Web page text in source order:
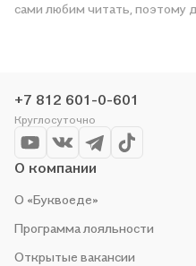
сами любим читать, поэтому
+7 812 601-0-601
Круглосуточно
О компании
О «Буквоеде»
Программа лояльности
Открытые вакансии